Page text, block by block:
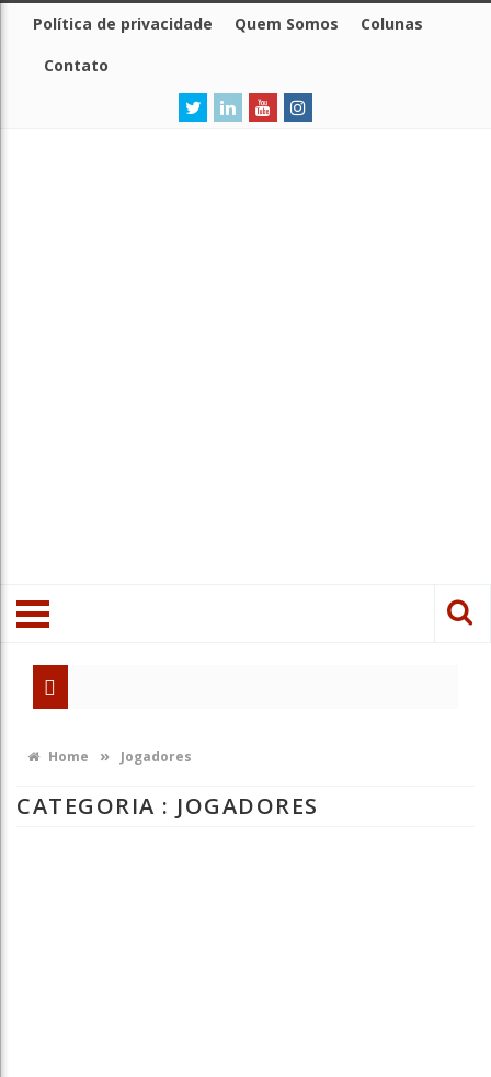
Política de privacidade Quem Somos
Colunas
Contato
Home » Jogadores
CATEGORIA : JOGADORES